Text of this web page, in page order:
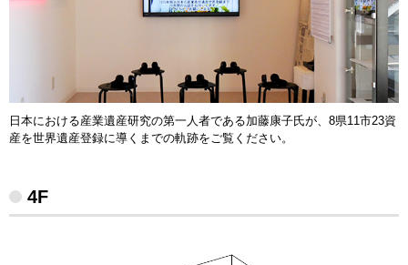
日本における産業遺産研究の第一人者である加藤康子氏が、8県11市23資
産を世界遺産登録に導くまでの軌跡をご覧ください。
4F